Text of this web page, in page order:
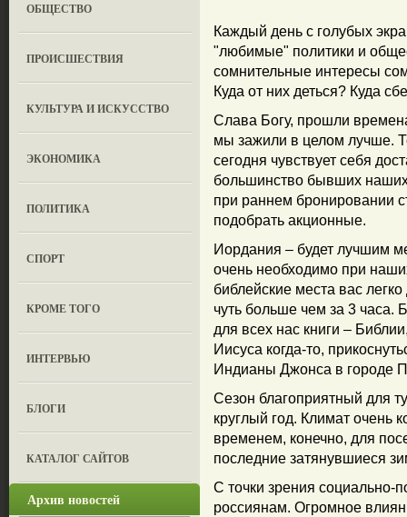
ОБЩЕСТВО
ПРОИСШЕСТВИЯ
КУЛЬТУРА И ИСКУССТВО
ЭКОНОМИКА
ПОЛИТИКА
СПОРТ
КРОМЕ ТОГО
ИНТЕРВЬЮ
БЛОГИ
КАТАЛОГ САЙТОВ
Архив новостей
Каждый день с голубых
"любимые" политики и
сомнительные интересы
Куда от них деться? Куда
Слава Богу, прошли
мы зажили в целом лучше.
сегодня чувствует себя
большинство бывших
при раннем бронировании
подобрать акционные.
Иордания – будет лучшим
очень необходимо при
библейские места вас
чуть больше чем за 3 часа.
для всех нас книги –
Иисуса когда-то,
Индианы Джонса в городе
Сезон благоприятный для
круглый год. Климат
временем, конечно, для
последние затянувшиеся
С точки зрения социально-
россиянам. Огромное